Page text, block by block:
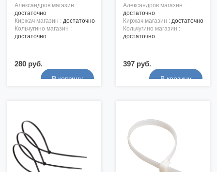
александров магазин :
достаточно
киржач магазин : достаточно
кольчугино магазин :
достаточно
280 руб.
александров магазин :
достаточно
киржач магазин : достаточно
кольчугино магазин :
достаточно
397 руб.